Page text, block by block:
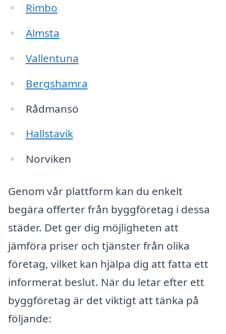
Rimbo
Älmsta
Vallentuna
Bergshamra
Rådmansö
Hallstavik
Norviken
Genom vår plattform kan du enkelt
begära offerter från byggföretag i dessa
städer. Det ger dig möjligheten att
jämföra priser och tjänster från olika
företag, vilket kan hjälpa dig att fatta ett
informerat beslut. När du letar efter ett
byggföretag är det viktigt att tänka på
följande: